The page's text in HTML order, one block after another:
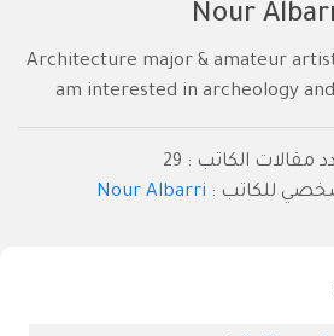
Nour
Architecture major & amateur
am interested in archeology
مقالات الكاتب : 29
للكاتب : Nour Albarri